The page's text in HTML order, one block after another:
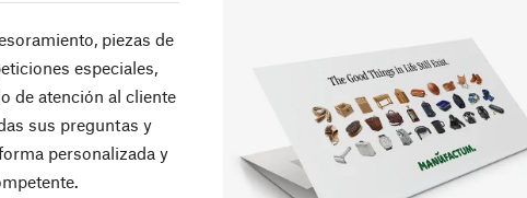
piezas de
especiales,
de atención al cliente
sus preguntas y
personalizada y